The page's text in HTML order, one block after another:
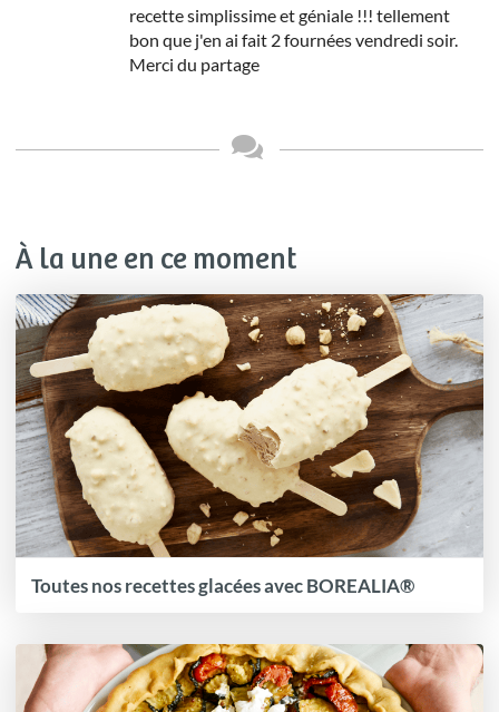
recette simplissime et géniale !!! tellement
bon que j'en ai fait 2 fournées vendredi soir.
Merci du partage
À la une en ce moment
Toutes nos recettes glacées avec BOREALIA®